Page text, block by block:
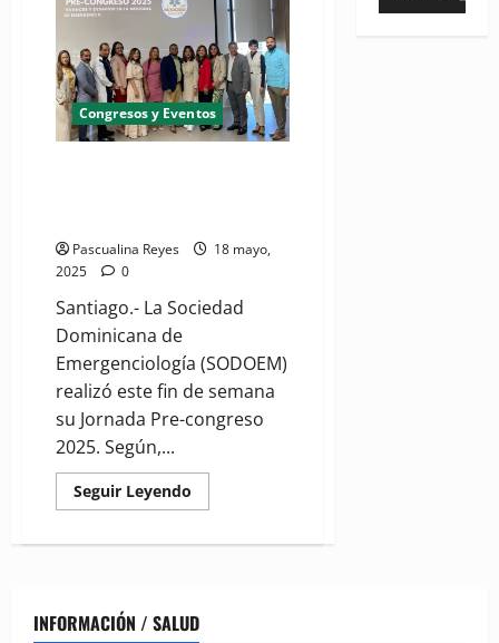
Mujer
se
solidariza
con
la
Faride
Raful
y
Congresos y Eventos
Pascualina Reyes
18 mayo,
2025
0
Santiago.- La Sociedad
Dominicana de
Emergenciología (SODOEM)
realizó este fin de semana
su Jornada Pre-congreso
2025. Según,...
Seguir Leyendo
more
Emergenciólogos
congreso
2025
INFORMACIÓN / SALUD